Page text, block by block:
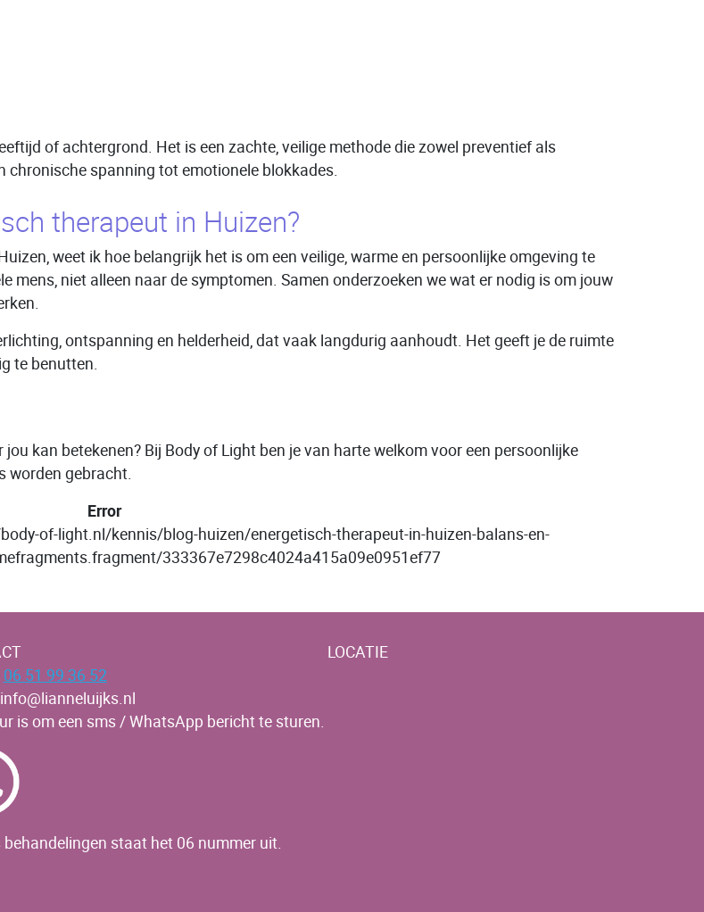
of achtergrond. Het is een zachte, veilige methode die zowel preventief als
chronische spanning tot emotionele blokkades.
therapeut in Huizen?
weet ik hoe belangrijk het is om een veilige, warme en persoonlijke omgeving te
mens, niet alleen naar de symptomen. Samen onderzoeken we wat er nodig is om jouw
ontspanning en helderheid, dat vaak langdurig aanhoudt. Het geeft je de ruimte
te benutten.
kan betekenen? Bij Body of Light ben je van harte welkom voor een persoonlijke
worden gebracht.
Error
of-light.nl/kennis/blog-huizen/energetisch-therapeut-in-huizen-balans-en-
333367e7298c4024a415a09e0951ef77
06 51 99 36 52
is om een sms / WhatsApp bericht te sturen.
behandelingen staat het 06 nummer uit.
LOCATIE